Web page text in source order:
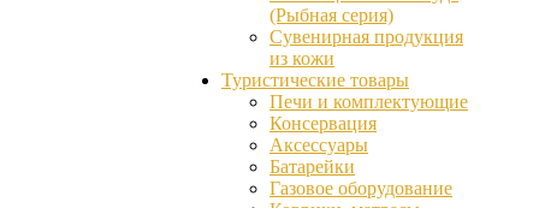
(Рыбная серия)
Сувенирная продукция
из кожи
Туристические товары
Печи и комплектующие
Консервация
Аксессуары
Батарейки
Газовое оборудование